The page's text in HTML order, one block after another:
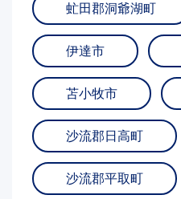
虻田郡洞爺湖町
伊達市
苫小牧市
沙流郡日高町
沙流郡平取町